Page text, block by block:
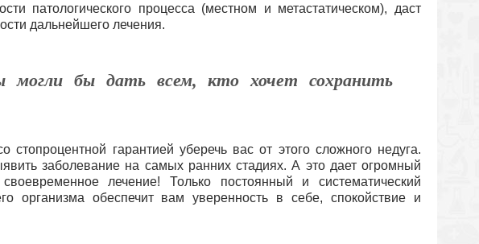
патологического процесса (местном и метастатическом), даст
дальнейшего лечения.
могли бы дать всем, кто хочет сохранить
стопроцентной гарантией уберечь вас от этого сложного недуга.
заболевание на самых ранних стадиях. А это дает огромный
лечение! Только постоянный и систематический
организма обеспечит вам уверенность в себе, спокойствие и